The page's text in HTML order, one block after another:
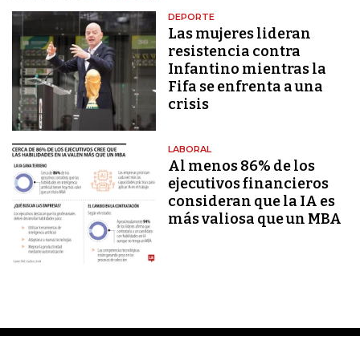
DEPORTE
Las mujeres lideran
resistencia contra
Infantino mientras la
Fifa se enfrenta a una
crisis
LABORAL
Al menos 86% de los
ejecutivos financieros
consideran que la IA es
más valiosa que un MBA